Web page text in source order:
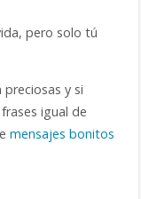
pero solo tú
y si
igual de
mensajes bonitos